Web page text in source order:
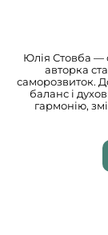
Юлія Стовба —
авторка
саморозвиток.
баланс і
гармонію,